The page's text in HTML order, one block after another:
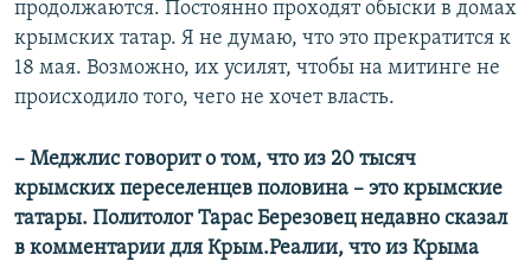
продолжаются. Постоянно проходят обыски в домах
крымских татар. Я не думаю, что это прекратится к
18 мая. Возможно, их усилят, чтобы на митинге не
происходило того, чего не хочет власть.
– Меджлис говорит о том, что из 20 тысяч
крымских переселенцев половина – это крымские
татары. Политолог Тарас Березовец недавно сказал
в комментарии для Крым.Реалии, что из Крыма